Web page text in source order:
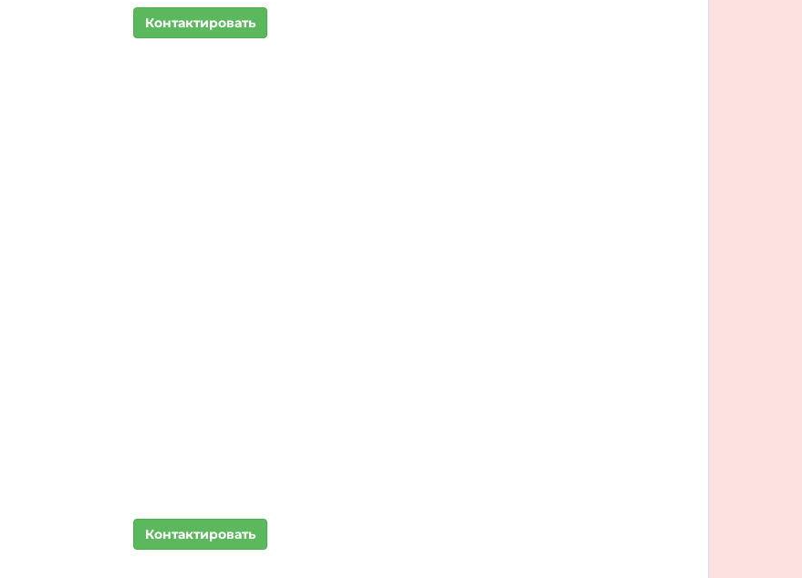
Контактировать
Контактировать